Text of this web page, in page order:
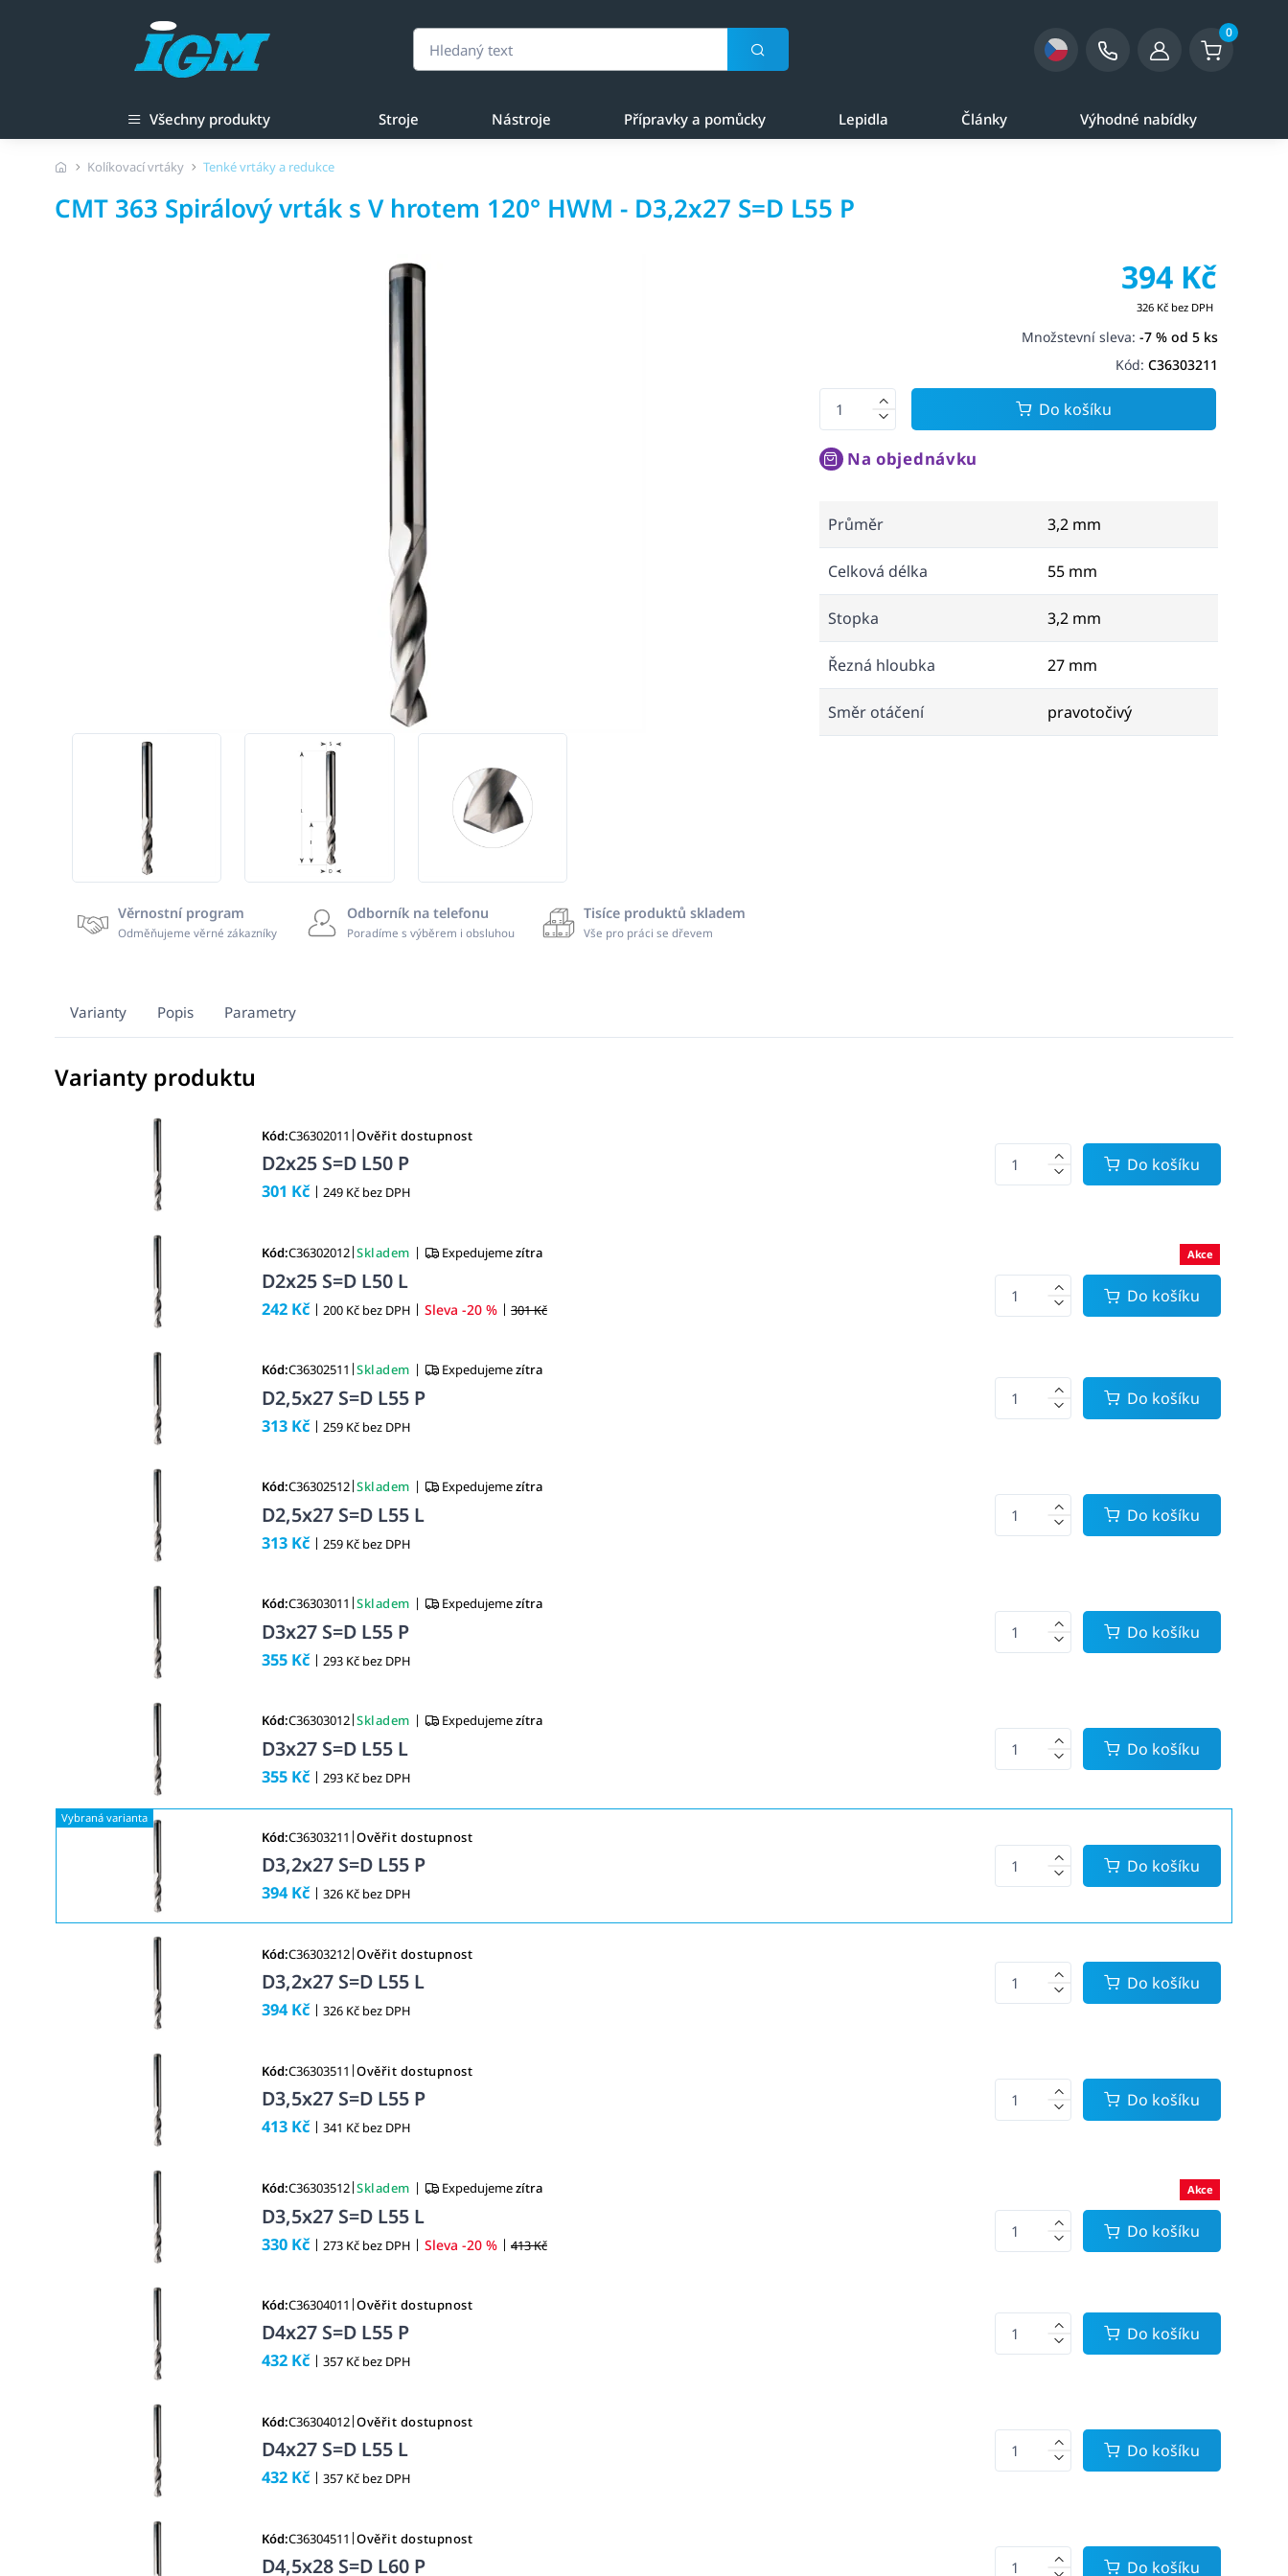
0
Všechny produkty Stroje Nástroje Přípravky a pomůcky Lepidla Články Výhodné nabídky
Kolíkovací vrtáky Tenké vrtáky a redukce
CMT 363 Spirálový vrták s V hrotem 120° HWM - D3,2x27 S=D L55 P
Věrnostní program
Odměňujeme věrné zákazníky
Odborník na telefonu
Poradíme s výběrem i obsluhou
Tisíce produktů skladem
Vše pro práci se dřevem
394 Kč
326 Kč bez DPH
Množstevní sleva: -7 % od 5 ks
Kód: C36303211
Do košíku
Na objednávku
Průměr 3,2 mm
Celková délka 55 mm
Stopka 3,2 mm
Řezná hloubka 27 mm
Směr otáčení pravotočivý
Varianty Popis Parametry
Varianty produktu
Kód:C36302011 |Ověřit dostupnost
D2x25 S=D L50 P
301 Kč | 249 Kč bez DPH
Do košíku
Kód:C36302012|Skladem | Expedujemezítra
D2x25 S=D L50 L
242 Kč | 200 Kč bez DPH | Sleva -20 % | 301 Kč
Akce
Do košíku
Kód:C36302511 |Skladem | Expedujemezítra
D2,5x27 S=D L55 P
313 Kč | 259 Kč bez DPH
Do košíku
Kód:C36302512|Skladem | Expedujemezítra
D2,5x27 S=D L55 L
313 Kč | 259 Kč bez DPH
Do košíku
Kód:C36303011 |Skladem | Expedujemezítra
D3x27 S=D L55 P
355 Kč | 293 Kč bez DPH
Do košíku
Kód:C36303012|Skladem | Expedujemezítra
D3x27 S=D L55 L
355 Kč | 293 Kč bez DPH
Do košíku
Kód:C36303211 |Ověřit dostupnost
D3,2x27 S=D L55 P
394 Kč | 326 Kč bez DPH
Do košíku
Kód:C36303212|Ověřit dostupnost
D3,2x27 S=D L55 L
394 Kč | 326 Kč bez DPH
Do košíku
Kód:C36303511 |Ověřit dostupnost
D3,5x27 S=D L55 P
413 Kč | 341 Kč bez DPH
Do košíku
Kód:C36303512|Skladem | Expedujemezítra
D3,5x27 S=D L55 L
330 Kč | 273 Kč bez DPH | Sleva -20 % | 413 Kč
Akce
Do košíku
Kód:C36304011 |Ověřit dostupnost
D4x27 S=D L55 P
432 Kč | 357 Kč bez DPH
Do košíku
Kód:C36304012|Ověřit dostupnost
D4x27 S=D L55 L
432 Kč | 357 Kč bez DPH
Do košíku
Kód:C36304511 |Ověřit dostupnost
D4,5x28 S=D L60 P Do košíku